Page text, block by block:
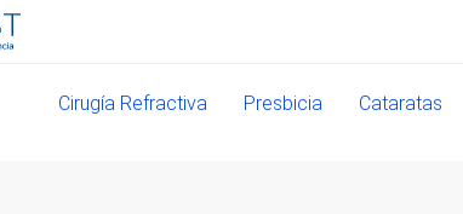
Cirugía Refractiva Presbicia Cataratas